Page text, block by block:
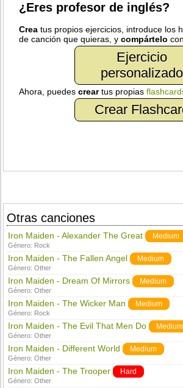
¿Eres profesor de inglés?
Crea tus propios ejercicios, introduce los
de canción que quieras, ycompártelo
Ejercicio
personalizado
Ahora, puedescreartus propias
Crear
Otras canciones
Iron Maiden - Alexander The Great Medium
Género: Rock
Iron Maiden - The Fallen Angel Medium
Género:Other
Iron Maiden - Dream Of Mirrors Medium
Género:Other
Iron Maiden - The Wicker Man Medium
Género: Rock
Iron Maiden - The Evil That Men Do Medium
Género:Other
Iron Maiden - Different World Medium
Género:Other
Iron Maiden - The Trooper Hard
Género:Other